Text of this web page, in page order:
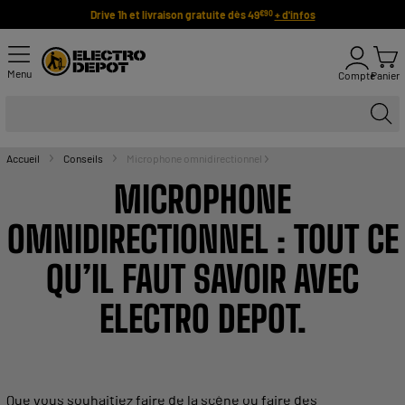
Drive 1h et livraison gratuite dès 49€90 + d'infos
Menu ComptePanier
Accueil Conseils Microphone omnidirectionnel
MICROPHONE
OMNIDIRECTIONNEL : TOUT CE
QU’IL FAUT SAVOIR AVEC
ELECTRO DEPOT.
Que vous souhaitiez faire de la scène ou faire des